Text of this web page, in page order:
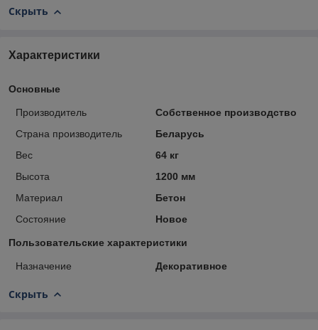
Скрыть
Характеристики
Основные
Производитель
Собственное производство
Страна производитель
Беларусь
Вес
64 кг
Высота
1200 мм
Материал
Бетон
Состояние
Новое
Пользовательские характеристики
Назначение Декоративное
Скрыть